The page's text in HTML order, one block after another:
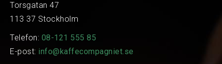
Torsgatan 47
113 37 Stockholm
Telefon: 08-121 555 85
E-post: info@kaffecompagniet.se